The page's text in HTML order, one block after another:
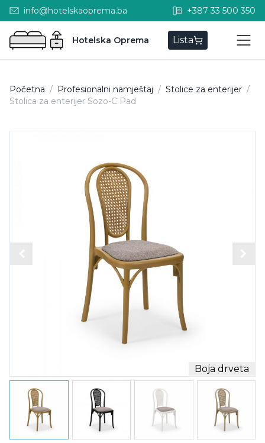
info@hotelskaoprema.ba +387 33 500 350
Hotelska Oprema Lista
Početna / Profesionalni namještaj / Stolice za enterijer /
Stolica za enterijer Sozo-C Pad
Boja drveta